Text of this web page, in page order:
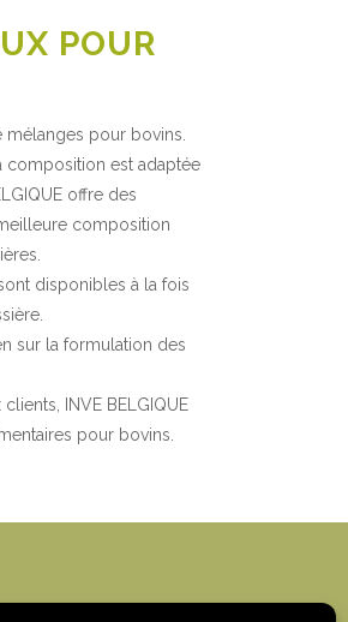
POUR
mélanges pour bovins.
composition est adaptée
offre des
composition
disponibles à la fois
sur la formulation des
INVE BELGIQUE
pour bovins.